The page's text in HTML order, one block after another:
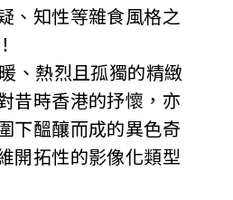
、知性等雜食風格之
、熱烈且孤獨的精緻
昔時香港的抒懷，亦
下醞釀而成的異色奇
開拓性的影像化類型